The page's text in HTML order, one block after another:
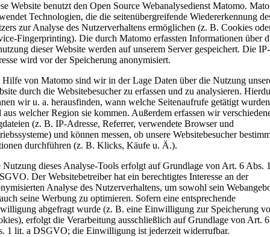
Website benutzt den Open Source Webanalysedienst Matomo.
Technologien, die die seitenübergreifende Wiedererkennung
zur Analyse des Nutzerverhaltens ermöglichen (z. B. Cookies
Fingerprinting). Die durch Matomo erfassten Informationen über
dieser Website werden auf unserem Server gespeichert. Die IP-
wird vor der Speicherung anonymisiert.
von Matomo sind wir in der Lage Daten über die Nutzung
durch die Websitebesucher zu erfassen und zu analysieren.
wir u. a. herausfinden, wann welche Seitenaufrufe getätigt wurden
aus welcher Region sie kommen. Außerdem erfassen wir
(z. B. IP-Adresse, Referrer, verwendete Browser und
und können messen, ob unsere Websitebesucher
durchführen (z. B. Klicks, Käufe u. Ä.).
Nutzung dieses Analyse-Tools erfolgt auf Grundlage von Art. 6 Abs.
Der Websitebetreiber hat ein berechtigtes Interesse an der
Analyse des Nutzerverhaltens, um sowohl sein
seine Werbung zu optimieren. Sofern eine entsprechende
abgefragt wurde (z. B. eine Einwilligung zur Speicherung
erfolgt die Verarbeitung ausschließlich auf Grundlage von Art. 6
1 lit. a DSGVO; die Einwilligung ist jederzeit widerrufbar.